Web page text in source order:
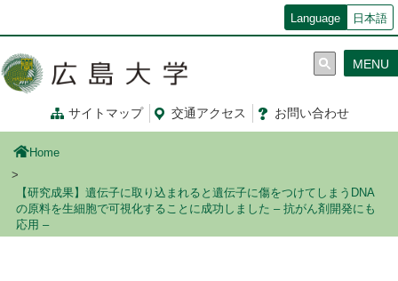
コ
ン
移
Language 日本語
サイトマップ 交通アクセス お問い合わせ
MENU
Home
【研究成果】遺伝子に取り込まれると遺伝子に傷をつけてしまうDNA
の原料を生細胞で可視化することに成功しました – 抗がん剤開発にも
応用 –